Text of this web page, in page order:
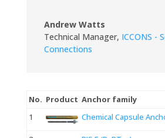
Andrew Watts
Technical Manager, ICCONS -
Connections
No. Product Anchor family
1
Chemical Capsule